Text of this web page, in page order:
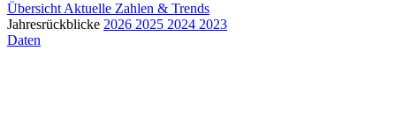
Übersicht Aktuelle Zahlen & Trends
Jahresrückblicke 2026 2025 2024 2023
Daten